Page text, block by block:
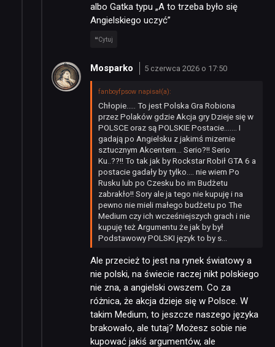
albo Gatka typu „A to trzeba było się
Angielskiego uczyć”
Cytuj
Mosparko 5 czerwca 2026 o 17:50
fanboyfpsow napisał(a):
Chłopie….. To jest Polska Gra Robiona
przez Polaków gdzie Akcja gry Dzieje się w
POLSCE oraz są POLSKIE Postacie……. I
gadają po Angielsku z jakimś mizernie
sztucznym Akcentem… Serio?!! Serio
Ku..??!! To tak jak by Rockstar Robił GTA 6 a
postacie gadały by tylko…. nie wiem Po
Rusku lub po Czesku bo im Budżetu
zabrakło!! Sory ale ja tego nie kupuję i na
pewno nie mieli małego budżetu po The
Medium czy ich wcześniejszych grach i nie
kupuję też Argumentu że jak by był
Podstawowy POLSKI język to by s…
Ale przecież to jest na rynek światowy a
nie polski, na świecie raczej nikt polskiego
nie zna, a angielski owszem. Co za
różnica, że akcja dzieje się w Polsce. W
takim Medium, to jeszcze naszego języka
brakowało, ale tutaj? Możesz sobie nie
kupować jakiś argumentów, ale